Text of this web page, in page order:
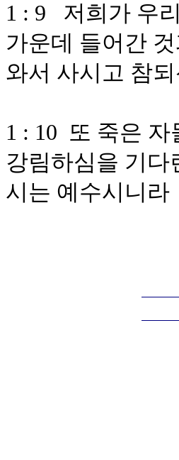
1 : 9 저희가 우
가운데 들어간
와서 사시고 참
1 : 10 또 죽은
강림하심을 기다
시는 예수시니라